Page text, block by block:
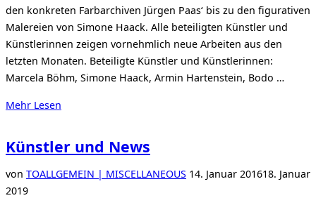
den konkreten Farbarchiven Jürgen Paas‘ bis zu den figurativen
Malereien von Simone Haack. Alle beteiligten Künstler und
Künstlerinnen zeigen vornehmlich neue Arbeiten aus den
letzten Monaten. Beteiligte Künstler und Künstlerinnen:
Marcela Böhm, Simone Haack, Armin Hartenstein, Bodo …
Mehr über
Lesen
Künstler und News
von TOALLGEMEIN | MISCELLANEOUSVeröffentlicht
14. Januar 201618. Januar
2019